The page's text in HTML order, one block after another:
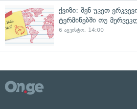
ქვიზი: შენ უკეთ
ტერმინებში თუ
6 აგვისტო, 14:00